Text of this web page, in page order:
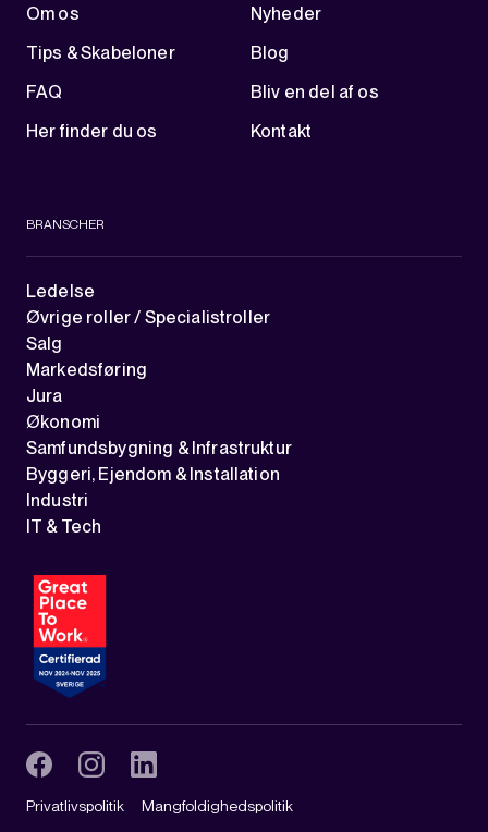
Om os
Nyheder
Tips & Skabeloner
Blog
FAQ
Bliv en del af os
Her finder du os
Kontakt
BRANSCHER
Ledelse
Øvrige roller / Specialistroller
Salg
Markedsføring
Jura
Økonomi
Samfundsbygning & Infrastruktur
Byggeri, Ejendom & Installation
Industri
IT & Tech
Privatlivspolitik Mangfoldighedspolitik